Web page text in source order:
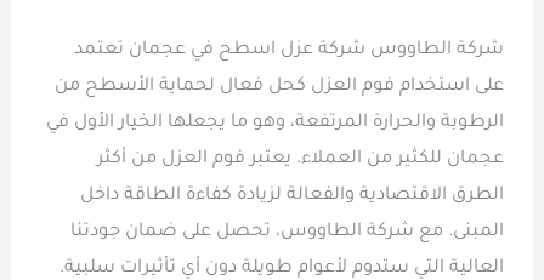
شركة الطاووس شركة عزل اسطح في عجمان تعتمد
على استخدام فوم العزل كحل فعال لحماية الأسطح من
الرطوبة والحرارة المرتفعة، وهو ما يجعلها الخيار الأول في
عجمان للكثير من العملاء. يعتبر فوم العزل من أكثر
الطرق الاقتصادية والفعالة لزيادة كفاءة الطاقة داخل
المبنى. مع شركة الطاووس، تحصل على ضمان جودتنا
العالية التي ستدوم لأعوام طويلة دون أي تأثيرات سلبية.